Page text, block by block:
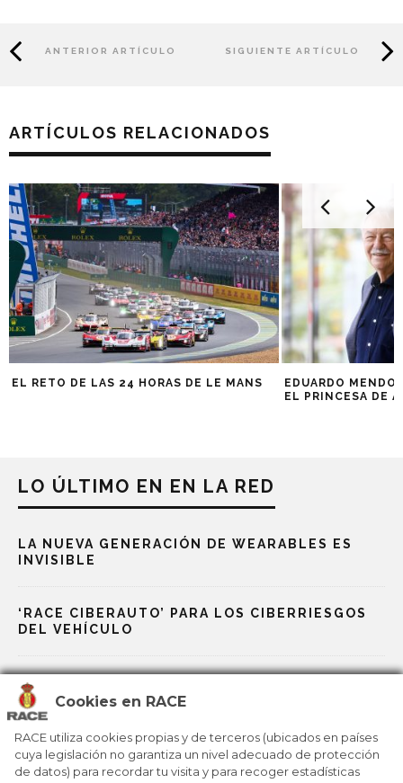
Cookies en RACE
RACE utiliza cookies propias y de terceros (ubicados en países
cuya legislación no garantiza un nivel adecuado de protección
de datos) para recordar tu visita y para recoger estadísticas
ANTERIOR ARTÍCULO SIGUIENTE ARTÍCULO
ARTÍCULOS RELACIONADOS
EL RETO DE LAS 24 HORAS DE LE MANS
EDUARDO
EL PRINCESA DE
LO ÚLTIMO EN EN LA RED
LA NUEVA GENERACIÓN DE WEARABLES ES
INVISIBLE
‘RACE CIBERAUTO’ PARA LOS CIBERRIESGOS
DEL VEHÍCULO
DE DOCTOR GOOGLE A DOCTOR CHATPGT
JOYERÍA Y TECNOLOGÍA SE DAN LA MANO